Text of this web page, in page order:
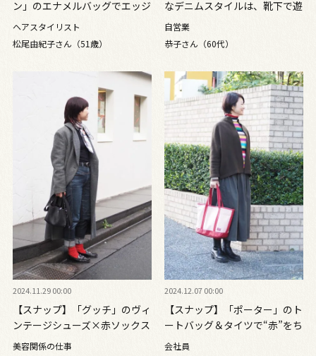
ン」のエナメルバッグでエッジ
きかせて！ 50代にふさわしい
シックなスタイリング
ヘアスタイリスト
松尾由紀子さん（51歳）
なデニムスタイルは、靴下で遊
んで愛らしく
自営業
恭子さん（60代）
2024.11.29 00:00
【スナップ】「グッチ」のヴィ
ンテージシューズ×赤ソックス
で足元のおしゃれを格上げ
美容関係の仕事
2024.12.07 00:00
【スナップ】「ポーター」のト
ートバッグ＆タイツで“赤”をち
りばめて
会社員